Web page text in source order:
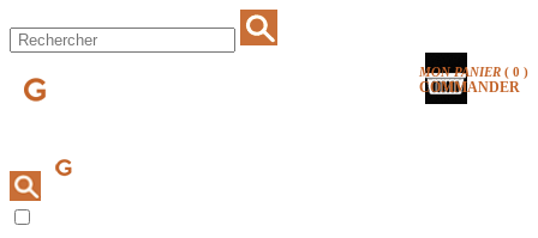
MON PANIER ( 0 )
COMMANDER